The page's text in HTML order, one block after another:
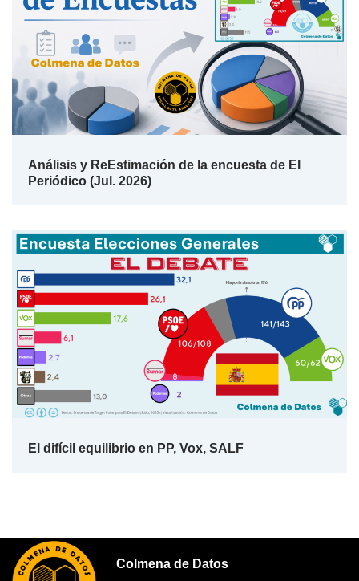
Análisis y ReEstimación de la encuesta de El
Periódico (Jul. 2026)
El difícil equilibrio en PP, Vox, SALF
Colmena de Datos